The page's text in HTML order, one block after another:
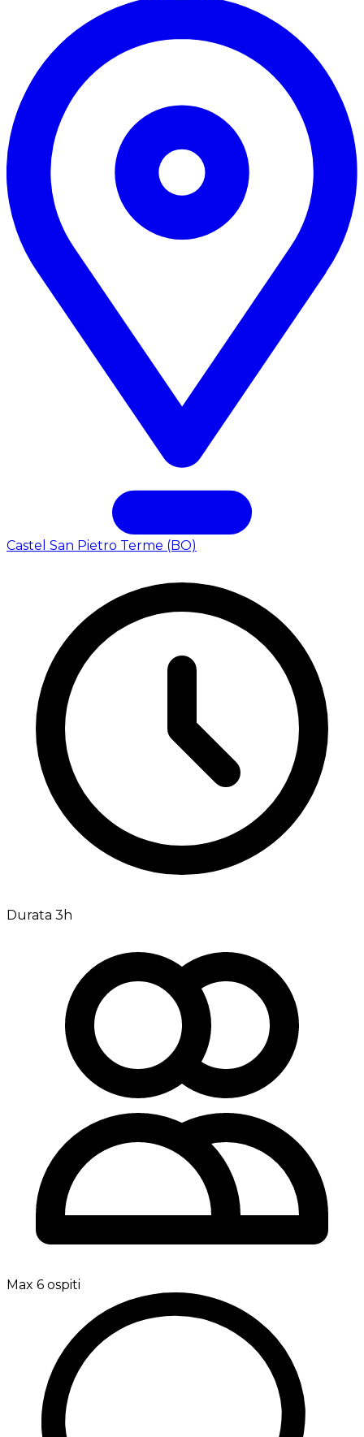
Castel San Pietro Terme (BO)
Durata 3h
Max 6 ospiti